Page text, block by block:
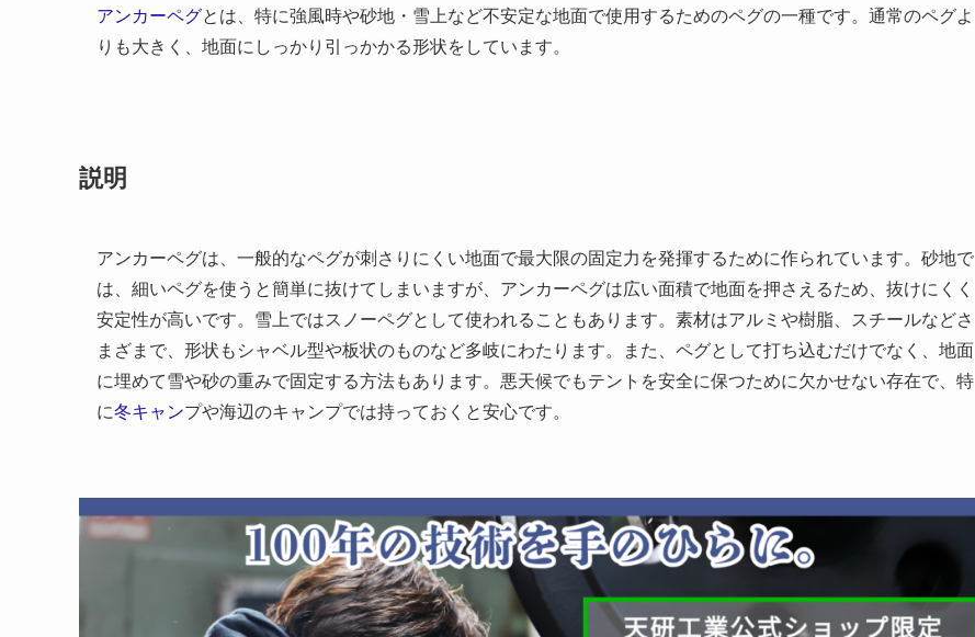
アンカーペグとは、特に強風時や砂地・雪上など不安定な地面で使用するためのペグの一種です。通常のペグよ
りも大きく、地面にしっかり引っかかる形状をしています。
説明
アンカーペグは、一般的なペグが刺さりにくい地面で最大限の固定力を発揮するために作られています。砂地で
は、細いペグを使うと簡単に抜けてしまいますが、アンカーペグは広い面積で地面を押さえるため、抜けにくく
安定性が高いです。雪上ではスノーペグとして使われることもあります。素材はアルミや樹脂、スチールなどさ
まざまで、形状もシャベル型や板状のものなど多岐にわたります。また、ペグとして打ち込むだけでなく、地面
に埋めて雪や砂の重みで固定する方法もあります。悪天候でもテントを安全に保つために欠かせない存在で、特
に冬キャンプや海辺のキャンプでは持っておくと安心です。